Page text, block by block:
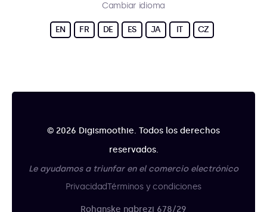
Cambiar idioma
EN FR DE ES JA IT CZ
© 2026 Digismoothie. Todos los derechos
reservados.
Le ayudamos a triunfar en el comercio electrónico
PrivacidadTérminos y condiciones
Rohanske nabrezi 678/29